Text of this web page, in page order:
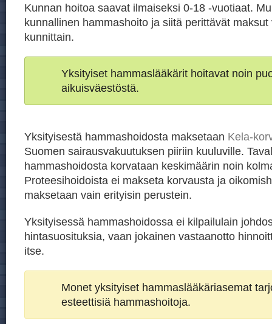
Kunnan hoitoa saavat ilmaiseksi 0-18 -vuotiaat.
kunnallinen hammashoito ja siitä perittävät maksut
kunnittain.
Yksityiset hammaslääkärit hoitavat noin
aikuisväestöstä.
Yksityisestä hammashoidosta maksetaan Kela-
Suomen sairausvakuutuksen piiriin kuuluville.
hammashoidosta korvataan keskimäärin noin
Proteesihoidoista ei makseta korvausta ja
maksetaan vain erityisin perustein.
Yksityisessä hammashoidossa ei kilpailulain
hintasuosituksia, vaan jokainen vastaanotto
itse.
Monet yksityiset hammaslääkäriasemat
esteettisiä hammashoitoja.